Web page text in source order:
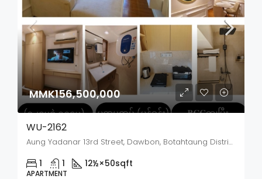
MMK156,500,000
WU-2162
Aung Yadanar 13rd Street, Dawbon, Botahtaung District, Yangon City, Yangon, 11241, Myanmar
1 1 12½×50sqft
APARTMENT